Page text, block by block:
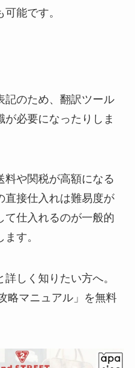
能です。
記のため、翻訳ツール
が必要になったりしま
料や関税が高額になる
直接仕入れは難易度が
て仕入れるのが一般的
す。
しく知りたい方へ。
略マニュアル」を無料